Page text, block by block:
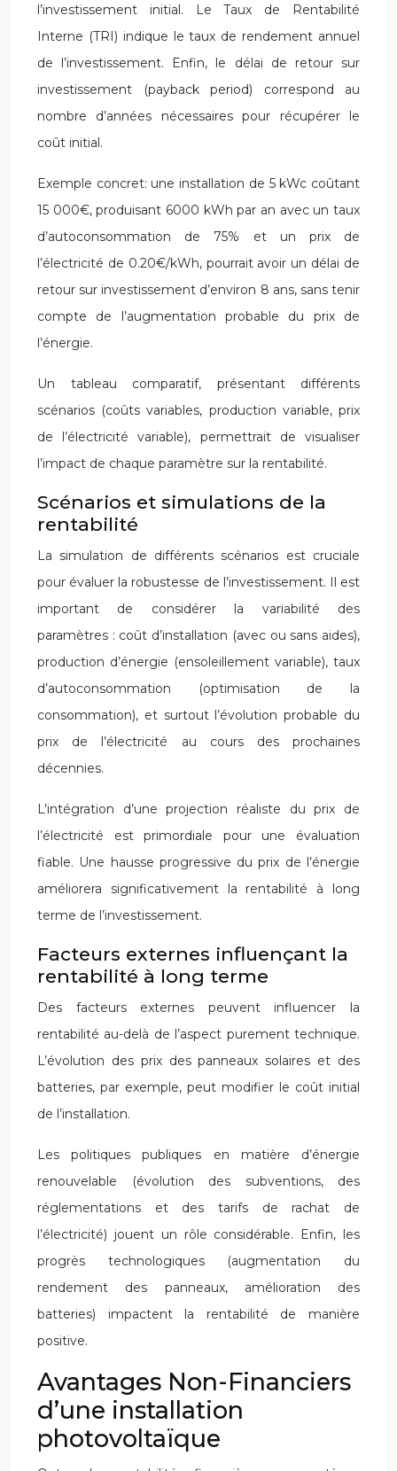
l’investissement initial. Le Taux de Rentabilité
Interne (TRI) indique le taux de rendement annuel
de l’investissement. Enfin, le délai de retour sur
investissement (payback period) correspond au
nombre d’années nécessaires pour récupérer le
coût initial.
Exemple concret: une installation de 5 kWc coûtant
15 000€, produisant 6000 kWh par an avec un taux
d’autoconsommation de 75% et un prix de
l’électricité de 0.20€/kWh, pourrait avoir un délai de
retour sur investissement d’environ 8 ans, sans tenir
compte de l’augmentation probable du prix de
l’énergie.
Un tableau comparatif, présentant différents
scénarios (coûts variables, production variable, prix
de l’électricité variable), permettrait de visualiser
l’impact de chaque paramètre sur la rentabilité.
Scénarios et simulations de la
rentabilité
La simulation de différents scénarios est cruciale
pour évaluer la robustesse de l’investissement. Il est
important de considérer la variabilité des
paramètres : coût d’installation (avec ou sans aides),
production d’énergie (ensoleillement variable), taux
d’autoconsommation (optimisation de la
consommation), et surtout l’évolution probable du
prix de l’électricité au cours des prochaines
décennies.
L’intégration d’une projection réaliste du prix de
l’électricité est primordiale pour une évaluation
fiable. Une hausse progressive du prix de l’énergie
améliorera significativement la rentabilité à long
terme de l’investissement.
Facteurs externes influençant la
rentabilité à long terme
Des facteurs externes peuvent influencer la
rentabilité au-delà de l’aspect purement technique.
L’évolution des prix des panneaux solaires et des
batteries, par exemple, peut modifier le coût initial
de l’installation.
Les politiques publiques en matière d’énergie
renouvelable (évolution des subventions, des
réglementations et des tarifs de rachat de
l’électricité) jouent un rôle considérable. Enfin, les
progrès technologiques (augmentation du
rendement des panneaux, amélioration des
batteries) impactent la rentabilité de manière
positive.
Avantages Non-Financiers
d’une installation
photovoltaïque